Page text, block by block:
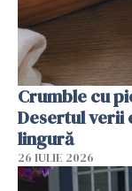
Crumble cu
Desertul verii
lingură
26 IULIE 2026